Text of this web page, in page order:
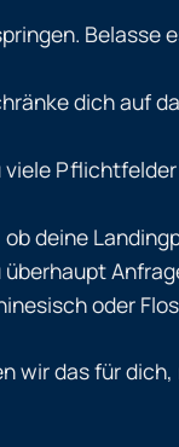
Belasse
dich auf
deine
oder
wir das für